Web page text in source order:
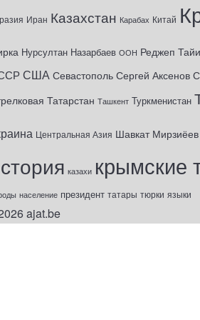
Иран Казахстан Карабах Китай
Нурсултан Назарбаев ООН Реджеп
США Севастополь Сергей Аксенов
Татарстан Ташкент Туркменистан
Центральная Азия Шавкат Мирзиёев
казахи крымские
население президент татары тюрки языки
ajat.be